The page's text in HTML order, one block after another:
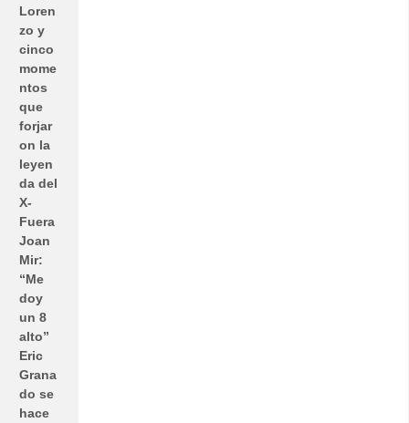
Loren
zo y
cinco
mome
ntos
que
forjar
on la
leyen
da del
X-
Fuera
Joan
Mir:
“Me
doy
un 8
alto”
Eric
Grana
do se
hace